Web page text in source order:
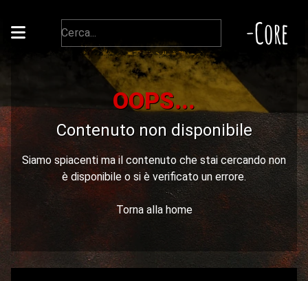
-Core
OOPS...
Contenuto non disponibile
Siamo spiacenti ma il contenuto che stai cercando non
è disponibile o si è verificato un errore.
Torna alla home